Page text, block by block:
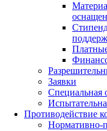
Заявки
Специальная
Противодействие
Нормативно-